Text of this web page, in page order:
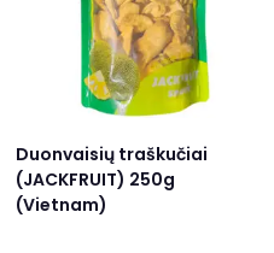
Duonvaisių traškučiai
(JACKFRUIT) 250g
(Vietnam)